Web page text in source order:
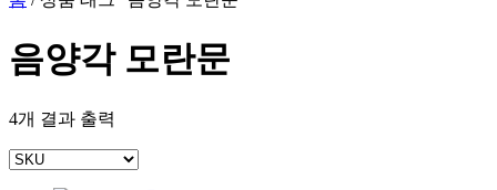
음양각 모란문
4개 결과 출력